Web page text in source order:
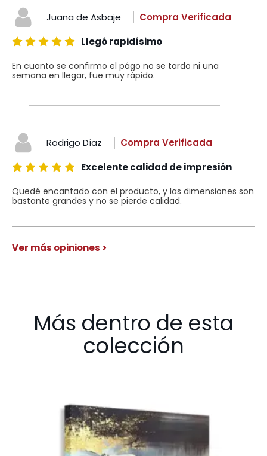
Juana de Asbaje
Compra Verificada
Llegó rapidísimo
En cuanto se confirmo el págo no se tardo ni una
semana en llegar, fue muy rápido.
Rodrigo Díaz
Compra Verificada
Excelente calidad de impresión
Quedé encantado con el producto, y las dimensiones son
bastante grandes y no se pierde calidad.
Ver más opiniones >
Más dentro de esta
colección